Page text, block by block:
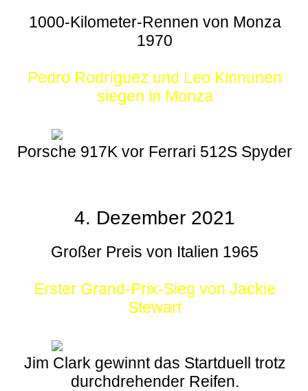
1000-Kilometer-Rennen von Monza
1970
Pedro Rodríguez und Leo Kinnunen
siegen in Monza
Porsche 917K vor Ferrari 512S Spyder
4. Dezember 2021
Großer Preis von Italien 1965
Erster Grand-Prix-Sieg von Jackie
Stewart
Jim Clark gewinnt das Startduell trotz
durchdrehender Reifen.